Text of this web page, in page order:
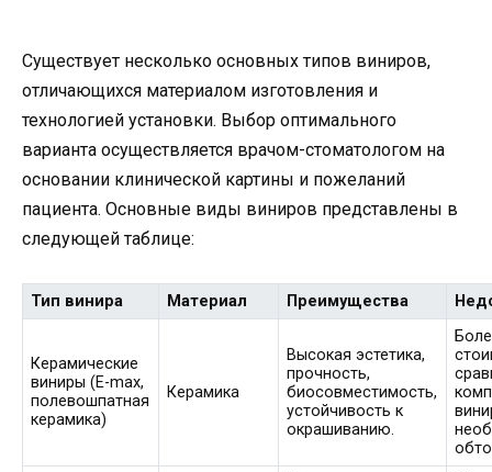
Существует несколько основных типов виниров,
отличающихся материалом изготовления и
технологией установки. Выбор оптимального
варианта осуществляется врачом-стоматологом на
основании клинической картины и пожеланий
пациента. Основные виды виниров представлены в
следующей таблице:
Тип винира Материал Преимущества
Керамические
виниры (E-max,
полевошпатная
керамика)
Керамика
Высокая эстетика,
прочность,
биосовместимость,
устойчивость к
окрашиванию.